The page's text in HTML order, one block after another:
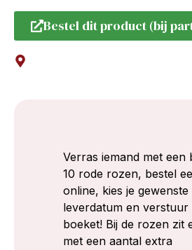
Bestel dit product (bij
Verras iemand met een
10 rode rozen, bestel
online, kies je gewenste
leverdatum en verstuur
boeket! Bij de rozen zit
met een aantal extra